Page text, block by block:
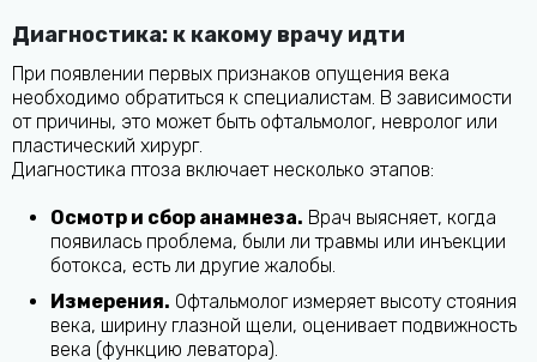
Диагностика: к какому врачу идти
При появлении первых признаков опущения века
необходимо обратиться к специалистам. В зависимости
от причины, это может быть офтальмолог, невролог или
пластический хирург.
Диагностика птоза включает несколько этапов:
Осмотр и сбор анамнеза. Врач выясняет, когда
появилась проблема, были ли травмы или инъекции
ботокса, есть ли другие жалобы.
Измерения. Офтальмолог измеряет высоту стояния
века, ширину глазной щели, оценивает подвижность
века (функцию леватора).